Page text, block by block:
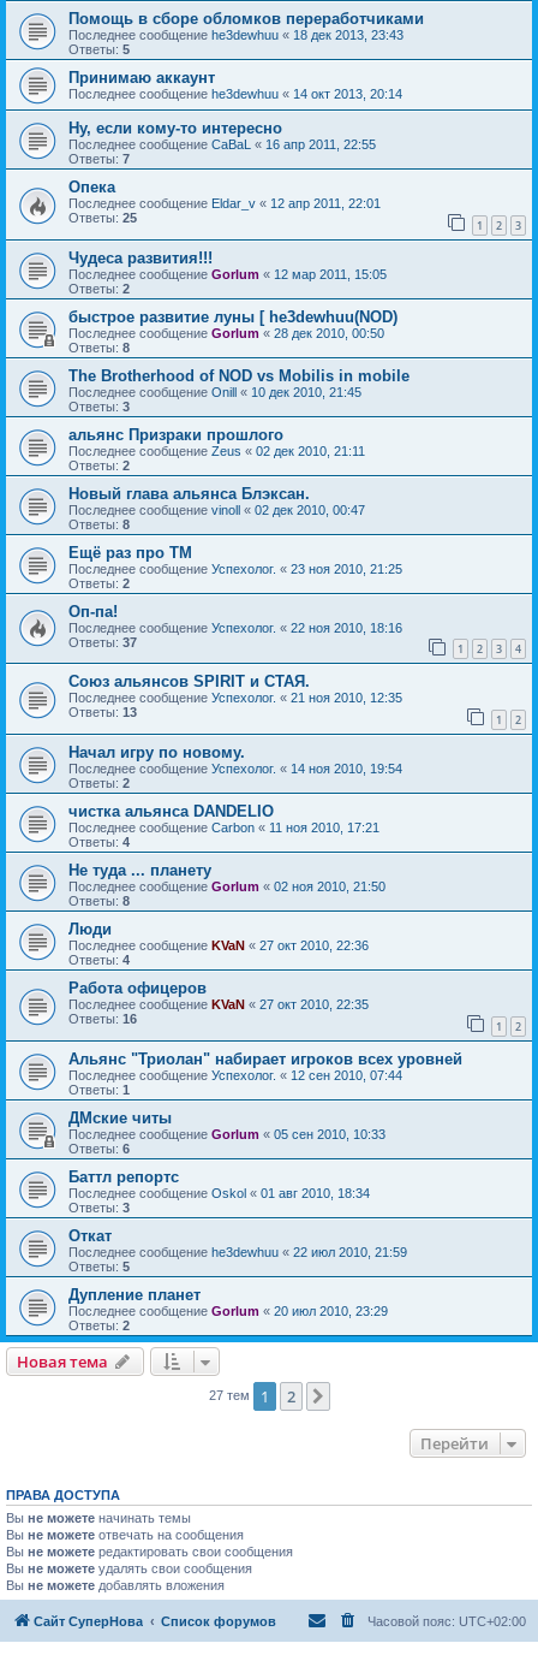
Помощь в сборе обломков переработчиками
Последнее сообщение he3dewhuu « 18 дек 2013, 23:43
Ответы: 5
Принимаю аккаунт
Последнее сообщение he3dewhuu « 14 окт 2013, 20:14
Ну, если кому-то интересно
Последнее сообщение CaBaL « 16 апр 2011, 22:55
Ответы: 7
Опека
Последнее сообщение Eldar_v « 12 апр 2011, 22:01
Ответы: 25 1 2 3
Чудеса развития!!!
Последнее сообщение Gorlum « 12 мар 2011, 15:05
Ответы: 2
быстрое развитие луны [ he3dewhuu(NOD)
Последнее сообщение Gorlum « 28 дек 2010, 00:50
Ответы: 8
The Brotherhood of NOD vs Mobilis in mobile
Последнее сообщение Onill « 10 дек 2010, 21:45
Ответы: 3
альянс Призраки прошлого
Последнее сообщение Zeus « 02 дек 2010, 21:11
Ответы: 2
Новый глава альянса Блэксан.
Последнее сообщение vinoll « 02 дек 2010, 00:47
Ответы: 8
Ещё раз про ТМ
Последнее сообщение Успехолог. « 23 ноя 2010, 21:25
Ответы: 2
Оп-па!
Последнее сообщение Успехолог. « 22 ноя 2010, 18:16
Ответы: 37 1 2 3 4
Союз альянсов SPIRIT и СТАЯ.
Последнее сообщение Успехолог. « 21 ноя 2010, 12:35
Ответы: 13 1 2
Начал игру по новому.
Последнее сообщение Успехолог. « 14 ноя 2010, 19:54
Ответы: 2
чистка альянса DANDELIO
Последнее сообщение Carbon « 11 ноя 2010, 17:21
Ответы: 4
Не туда ... планету
Последнее сообщение Gorlum « 02 ноя 2010, 21:50
Ответы: 8
Люди
Последнее сообщение KVaN « 27 окт 2010, 22:36
Ответы: 4
Работа офицеров
Последнее сообщение KVaN « 27 окт 2010, 22:35
Ответы: 16 1 2
Альянс "Триолан" набирает игроков всех уровней
Последнее сообщение Успехолог. « 12 сен 2010, 07:44
Ответы: 1
ДМские читы
Последнее сообщение Gorlum « 05 сен 2010, 10:33
Ответы: 6
Баттл репортс
Последнее сообщение Oskol « 01 авг 2010, 18:34
Ответы: 3
Откат
Последнее сообщение he3dewhuu « 22 июл 2010, 21:59
Ответы: 5
Дупление планет
Последнее сообщение Gorlum « 20 июл 2010, 23:29
Ответы: 2
Новая тема
27 тем 1 2
Перейти
ПРАВА ДОСТУПА
Вы не можете начинать темы
Вы не можете отвечать на сообщения
Вы не можете редактировать свои сообщения
Вы не можете удалять свои сообщения
Вы не можете добавлять вложения
Сайт СуперНова Список форумов Часовой пояс: UTC+02:00